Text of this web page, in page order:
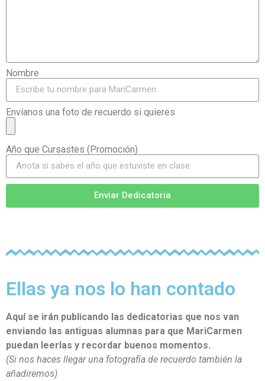
Nombre
Envíanos una foto de recuerdo si quieres
Año que Cursastes (Promoción)
Enviar Dedicatoria
Ellas ya nos lo han contado
Aquí se irán publicando las dedicatorias que nos van
enviando las antiguas alumnas para que MariCarmen
puedan leerlas y recordar buenos momentos.
(Si nos haces llegar una fotografía de recuerdo también la
añadiremos)